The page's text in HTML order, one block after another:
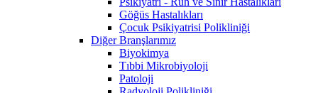
Göğüs Hastalıkları
Çocuk Psikiyatrisi Polikliniği
Diğer Branşlarımız
Biyokimya
Tıbbi Mikrobiyoloji
Patoloji